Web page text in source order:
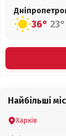
36° 23°
Найбільші
Харків